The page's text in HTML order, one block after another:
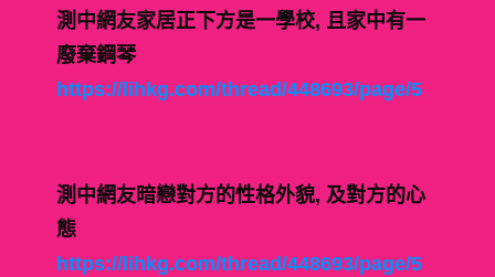
測中網友家居正下方是一學校, 且家中有一
廢棄鋼琴
https://lihkg.com/thread/448693/page/5
測中網友暗戀對方的性格外貌, 及對方的心
態
https://lihkg.com/thread/448693/page/5